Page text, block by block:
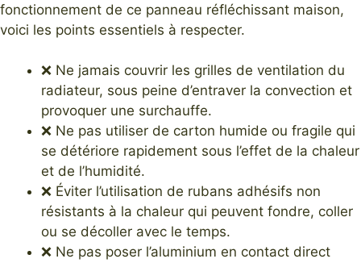
fonctionnement de ce panneau réfléchissant maison,
voici les points essentiels à respecter.
❌ Ne jamais couvrir les grilles de ventilation du
radiateur, sous peine d’entraver la convection et
provoquer une surchauffe.
❌ Ne pas utiliser de carton humide ou fragile qui
se détériore rapidement sous l’effet de la chaleur
et de l’humidité.
❌ Éviter l’utilisation de rubans adhésifs non
résistants à la chaleur qui peuvent fondre, coller
ou se décoller avec le temps.
❌ Ne pas poser l’aluminium en contact direct